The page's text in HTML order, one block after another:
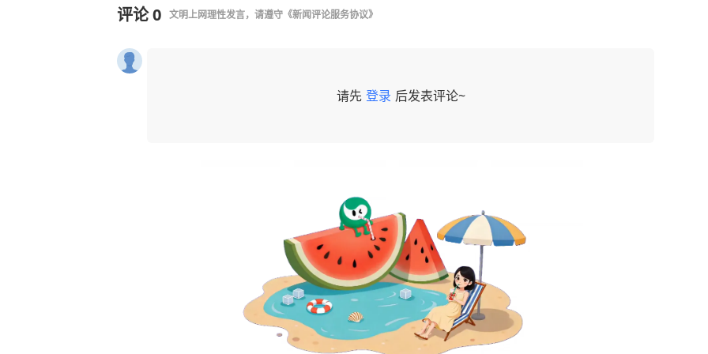
评论0 文明上网理性发言，请遵守 《新闻评论服务协议》
请先 登录 后发表评论~